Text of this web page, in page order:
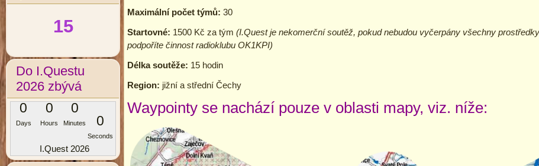
15
Do I.Questu
2026 zbývá
0
Days
0
Hours
0
Minutes 0
Seconds
I.Quest 2026
Maximální počet týmů: 30
Startovné: 1500 Kč za tým (I.Quest je nekomerční soutěž, pokud nebudou vyčerpány všechny
podpoříte činnost radioklubu OK1KPI)
Délka soutěže: 15 hodin
Region: jižní a střední Čechy
Waypointy se nachází pouze v oblasti mapy, viz. níže: